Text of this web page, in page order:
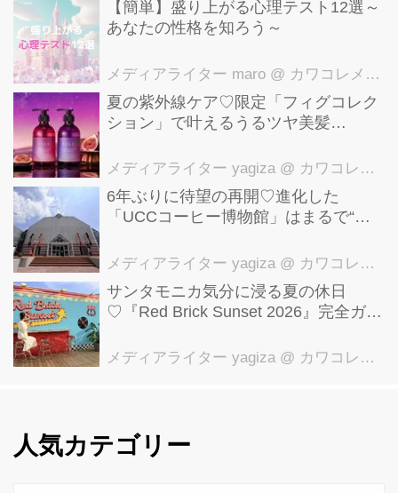
【簡単】盛り上がる心理テスト12選～
あなたの性格を知ろう～
メディアライター maro @ カワコレメディア編集部
夏の紫外線ケア♡限定「フィグコレク
ション」で叶えるうるツヤ美髪
メディアライター yagiza @ カワコレメディア編集部
6年ぶりに待望の再開♡進化した
「UCCコーヒー博物館」はまるで“コ
貌を公開
メディアライター yagiza @ カワコレメディア編集部
サンタモニカ気分に浸る夏の休日
♡『Red Brick Sunset 2026』完全ガイ
メディアライター yagiza @ カワコレメディア編集部
人気カテゴリー